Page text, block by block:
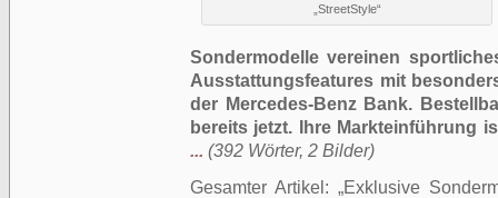
„StreetStyle“
Sondermodelle vereinen
Ausstattungsfeatures mit
der Mercedes-Benz Bank.
bereits jetzt. Ihre Markteinführung
... (392 Wörter, 2 Bilder)
Gesamter Artikel:
Exklusive